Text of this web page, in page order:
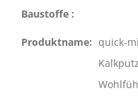
Baustoffe :
Produktname: quick-